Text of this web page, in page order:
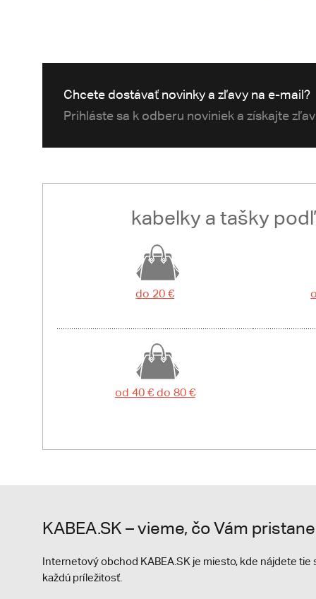
Chcete dostávať novinky a zľavy na e-mail?
Prihláste sa k odberu noviniek a získajte
kabelky a tašky
do 20 €
od 40 € do 80 €
KABEA.SK – vieme, čo Vám pristane
Internetový obchod KABEA.SK je miesto, kde nájdete
každú príležitosť.